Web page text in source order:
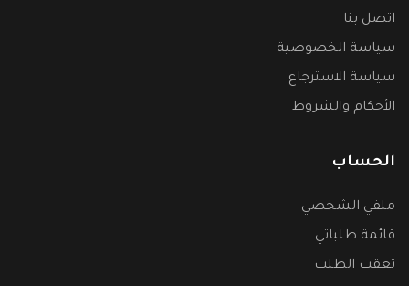
اتصل بنا
سياسة الخصوصية
سياسة الاسترجاع
الأحكام والشروط
الحساب
ملفي الشخصي
قائمة طلباتي
تعقب الطلب